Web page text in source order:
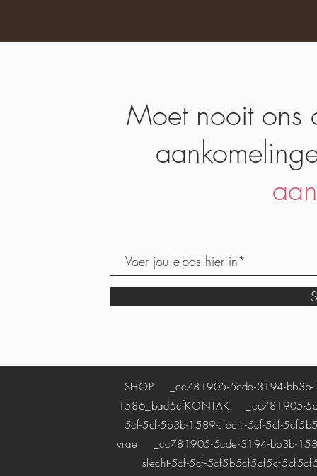
Moet nooit ons
SHOP
_cc781905-5cde-3194-
1586_bad5cfKONTAK _cc781905-
5cf-5cf-5b3b-1589-slecht-5cf-5cf-
vrae _cc781905-5cde-3194-bb3b-
slecht-5cf-5cf-